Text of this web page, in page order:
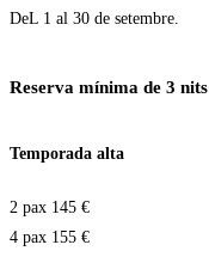
DeL 1 al 30 de setembre.
Reserva mínima de 3 nits
Temporada alta
2 pax 145 €
4 pax 155 €